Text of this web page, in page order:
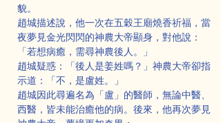
貌。
趙城描述說，他一次在五穀王廟燒香祈福，當
夜夢見金光閃閃的神農大帝顯身，對他說：
「若想病癒，需尋神農後人。」
趙城疑惑：「後人是姜姓嗎？」神農大帝卻指
示道：「不，是盧姓。」
趙城因此尋遍名為「盧」的醫師，無論中醫、
西醫，皆未能治癒他的病。後來，他再次夢見